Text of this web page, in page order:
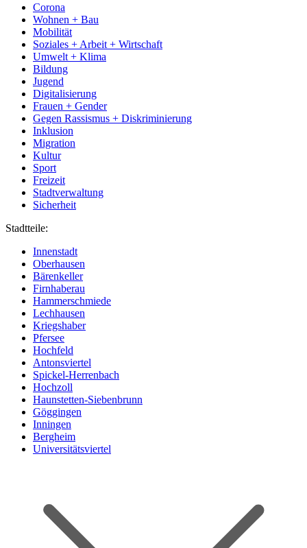
Corona
Wohnen + Bau
Mobilität
Soziales + Arbeit + Wirtschaft
Umwelt + Klima
Bildung
Jugend
Digitalisierung
Frauen + Gender
Gegen Rassismus + Diskriminierung
Inklusion
Migration
Kultur
Sport
Freizeit
Stadtverwaltung
Sicherheit
Stadtteile:
Innenstadt
Oberhausen
Bärenkeller
Firnhaberau
Hammerschmiede
Lechhausen
Kriegshaber
Pfersee
Hochfeld
Antonsviertel
Spickel-Herrenbach
Hochzoll
Haunstetten-Siebenbrunn
Göggingen
Inningen
Bergheim
Universitätsviertel